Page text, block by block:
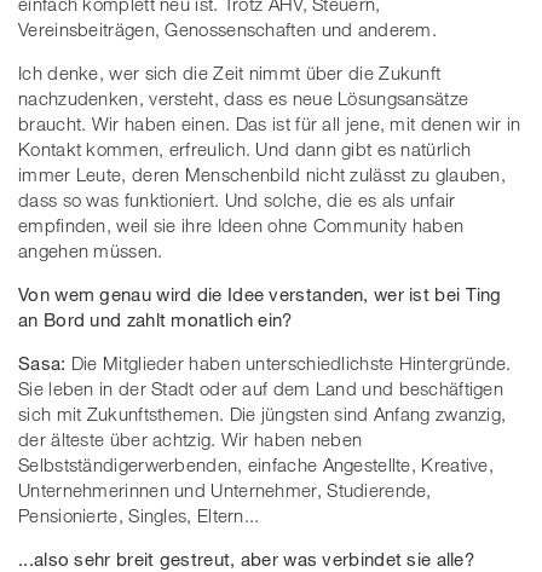
Vereinsbeiträgen, Genossenschaften und anderem.
Ich denke, wer sich die Zeit nimmt über die Zukunft
nachzudenken, versteht, dass es neue Lösungsansätze
braucht. Wir haben einen. Das ist für all jene, mit denen wir in
Kontakt kommen, erfreulich. Und dann gibt es natürlich
immer Leute, deren Menschenbild nicht zulässt zu glauben,
dass so was funktioniert. Und solche, die es als unfair
empfinden, weil sie ihre Ideen ohne Community haben
angehen müssen.
Von wem genau wird die Idee verstanden, wer ist bei Ting
an Bord und zahlt monatlich ein?
Sasa: Die Mitglieder haben unterschiedlichste Hintergründe.
Sie leben in der Stadt oder auf dem Land und beschäftigen
sich mit Zukunftsthemen. Die jüngsten sind Anfang zwanzig,
der älteste über achtzig. Wir haben neben
Selbstständigerwerbenden, einfache Angestellte, Kreative,
Unternehmerinnen und Unternehmer, Studierende,
Pensionierte, Singles, Eltern...
...also sehr breit gestreut, aber was verbindet sie alle?